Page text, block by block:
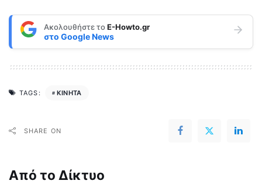
Ακολουθήστε τοE-Howto.gr
στο Google News
TAGS: ΚΙΝΗΤΑ
SHARE ON
Από το Δίκτυο